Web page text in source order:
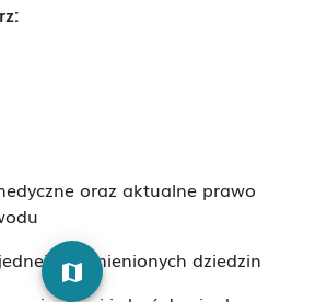
oraz aktualne prawo
z wymienionych dziedzin
map